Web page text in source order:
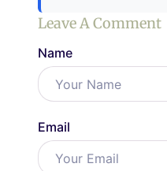
Leave A Comment
Name
Email